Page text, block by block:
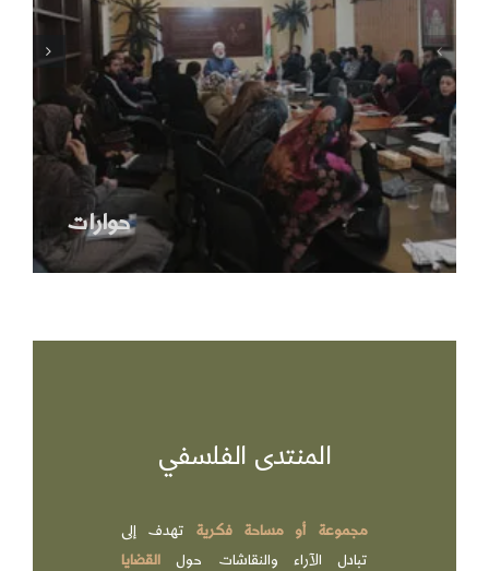
حوارات
المنتدى الفلسفي
مجموعة أو مساحة فكرية تهدف إلى
تبادل الآراء والنقاشات حول القضايا